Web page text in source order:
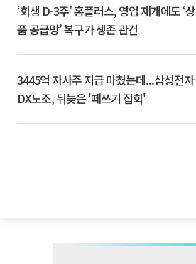
‘회생 D-3주’ 홈플러스, 영업 재개에도 ‘상
품 공급망’ 복구가 생존 관건
3445억 자사주 지급 마쳤는데...삼성전자
DX노조, 뒤늦은 '떼쓰기 집회'